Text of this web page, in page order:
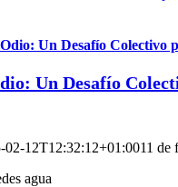
Un Desafío Colectivo
Un Desafío
02-12T12:32:12+01:0011 de